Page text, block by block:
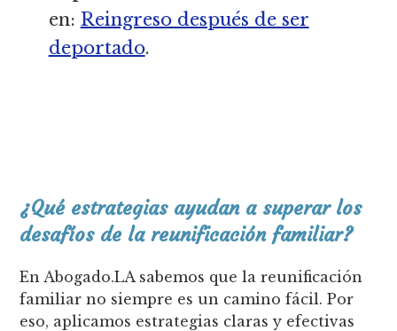
en: Reingreso después de ser
deportado.
¿Qué estrategias ayudan a superar los
desafíos de la reunificación familiar?
En Abogado.LA sabemos que la reunificación
familiar no siempre es un camino fácil. Por
eso, aplicamos estrategias claras y efectivas